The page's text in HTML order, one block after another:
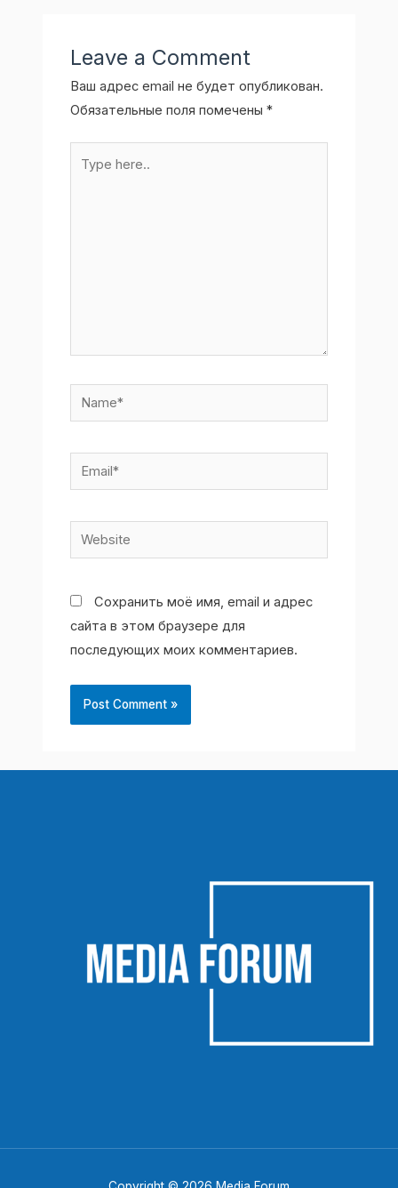
Leave a Comment
Ваш адрес email не будет опубликован.
Обязательные поля помечены*
here..
Name*
Email*
Website
Сохранить моё имя, email и адрес
сайта в этом браузере для
последующих моих комментариев.